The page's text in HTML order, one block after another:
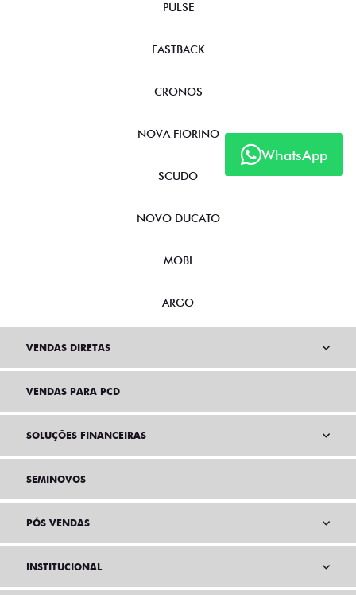
WhatsApp
PULSE
FASTBACK
CRONOS
NOVA FIORINO
SCUDO
NOVO DUCATO
MOBI
ARGO
VENDAS DIRETAS
VENDAS PARA PCD
SOLUÇÕES FINANCEIRAS
SEMINOVOS
PÓS VENDAS
INSTITUCIONAL